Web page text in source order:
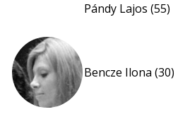
Pándy Lajos (55)
Bencze Ilona (30)